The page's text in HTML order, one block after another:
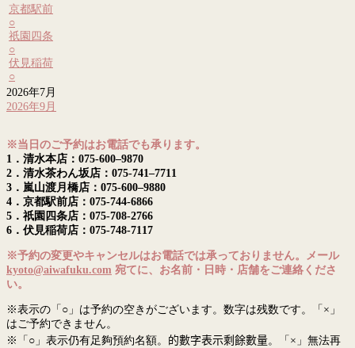
京都駅前
○
祇園四条
○
伏見稲荷
○
2026年7月
2026年9月
※当日のご予約はお電話でも承ります。
1．清水本店：075-600–9870
2．清水茶わん坂店：075-741–7711
3．嵐山渡月橋店：075-600–9880
4．京都駅前店：075-744-6866
5．祇園四条店：075-708-2766
6．伏見稲荷店：075-748-7117
※予約の変更やキャンセルはお電話では承っておりません。メール
kyoto@aiwafuku.com 宛てに、お名前・日時・店舗をご連絡くださ
い。
※表示の「○」は予約の空きがございます。数字は残数です。「×」
はご予約できません。
※「○」表示仍有足夠預約名額。 的數字表示剩餘數量。「×」無法再